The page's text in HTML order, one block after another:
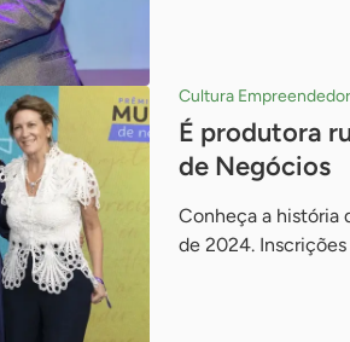
Cultura
É produtora
de Negócios
Conheça a história
de 2024.